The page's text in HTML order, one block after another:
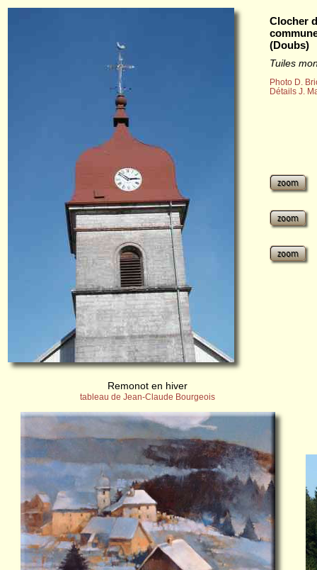
Clocher
(Doubs)
Tuiles
Photo D.
Détails J.
Remonot en hiver
tableau de Jean-Claude Bourgeois